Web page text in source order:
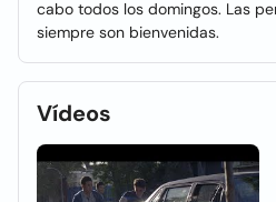
cabo todos los domingos. Las
siempre son bienvenidas.
Vídeos